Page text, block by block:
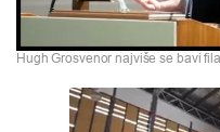
Hugh Grosvenor najviše se bavi